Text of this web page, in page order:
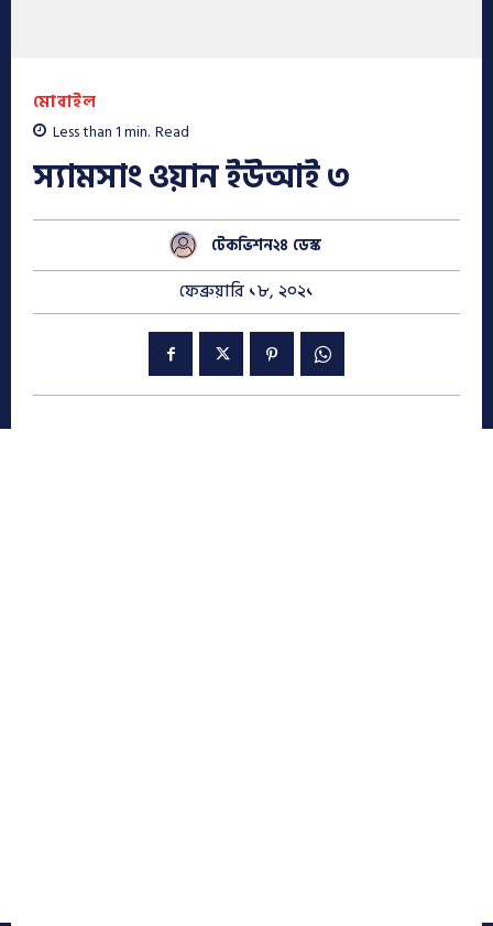
মোবাইল
Less than 1min. Read
স্যামসাং ওয়ান ইউআই ৩
টেকভিশন২৪ ডেস্ক
ফেব্রুয়ারি ১৮, ২০২১